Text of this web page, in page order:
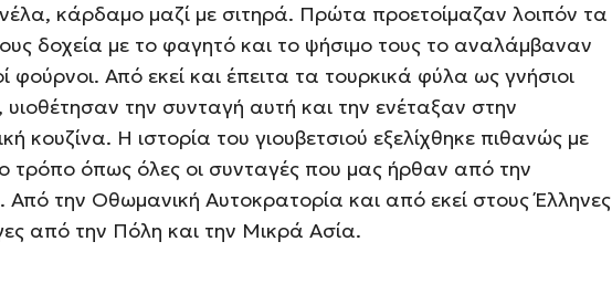
κάρδαμο μαζί με σιτηρά. Πρώτα προετοίμαζαν λοιπόν τα
δοχεία με το φαγητό και το ψήσιμο τους το αναλάμβαναν
φούρνοι. Από εκεί και έπειτα τα τουρκικά φύλα ως γνήσιοι
υιοθέτησαν την συνταγή αυτή και την ενέταξαν στην
κουζίνα. Η ιστορία του γιουβετσιού εξελίχθηκε πιθανώς με
τρόπο όπως όλες οι συνταγές που μας ήρθαν από την
Από την Οθωμανική Αυτοκρατορία και από εκεί στους Έλληνες
από την Πόλη και την Μικρά Ασία.